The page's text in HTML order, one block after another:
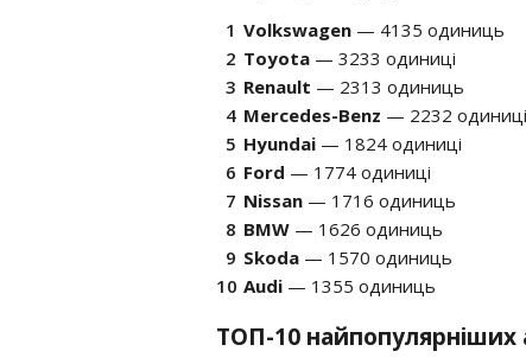
Volkswagen — 4135 одиниць
Toyota — 3233 одиниці
Renault — 2313 одиниць
Mercedes-Benz — 2232 одиниці
Hyundai — 1824 одиниці
Ford — 1774 одиниці
Nissan — 1716 одиниць
BMW — 1626 одиниць
Skoda — 1570 одиниць
Audi — 1355 одиниць
ТОП-10 найпопулярніших